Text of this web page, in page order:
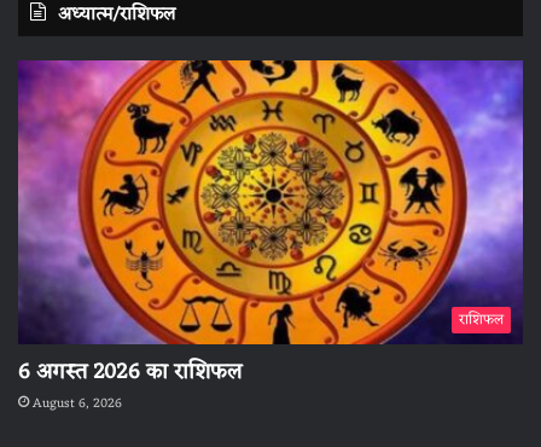
अध्यात्म/राशिफल
राशिफल
6 अगस्त 2026 का राशिफल
August 6, 2026